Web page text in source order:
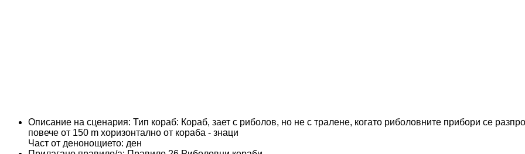
Описание на сценария: Тип кораб: Кораб, зает с риболов, но не с тралене, когато риболовните прибори се
повече от 150 m хоризонтално от кораба - знаци
Част от денонощието: ден